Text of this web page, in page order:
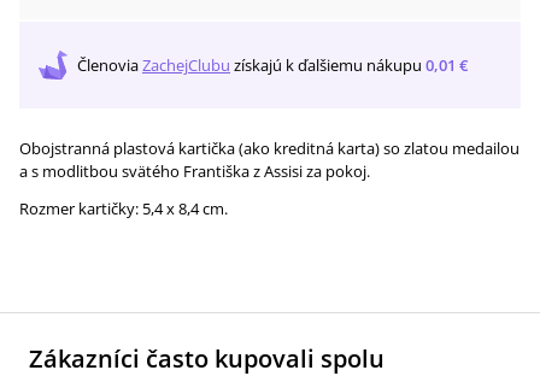
ČlenoviaZachejClubu získajú k ďalšiemu nákupu 0,01 €
Obojstranná plastová kartička (ako kreditná karta) so zlatou medailou
a s modlitbou svätého Františka z Assisi za pokoj.
Rozmer kartičky: 5,4 x 8,4 cm.
Zákazníci často kupovali spolu